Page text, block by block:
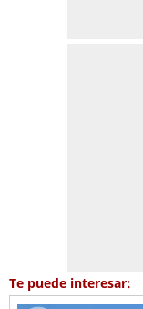
Te puede interesar: